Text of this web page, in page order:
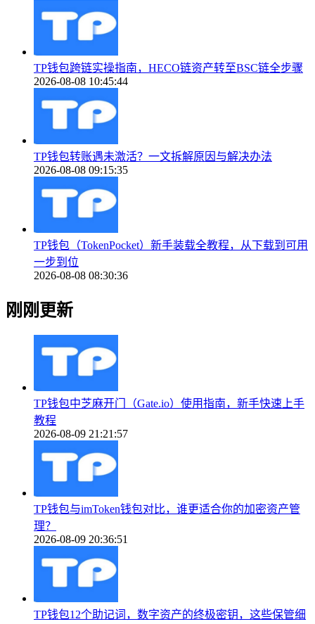
TP钱包跨链实操指南，HECO链资产转至BSC链全步骤
2026-08-08 10:45:44
TP钱包转账遇未激活？一文拆解原因与解决办法
2026-08-08 09:15:35
TP钱包（TokenPocket）新手装载全教程，从下载到可用
一步到位
2026-08-08 08:30:36
刚刚更新
TP钱包中芝麻开门（Gate.io）使用指南，新手快速上手
教程
2026-08-09 21:21:57
TP钱包与imToken钱包对比，谁更适合你的加密资产管
理？
2026-08-09 20:36:51
TP钱包12个助记词，数字资产的终极密钥，这些保管细